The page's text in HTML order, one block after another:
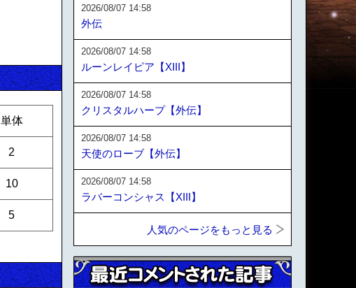
単体
2
10
5
2026/08/07 14:58
外伝
2026/08/07 14:58
ルーンレイピア【XIII】
2026/08/07 14:58
クリスタルハープ【外伝】
2026/08/07 14:58
天使のローブ【外伝】
2026/08/07 14:58
ラバーコンシャス【XIII】
人気のページをもっと見る